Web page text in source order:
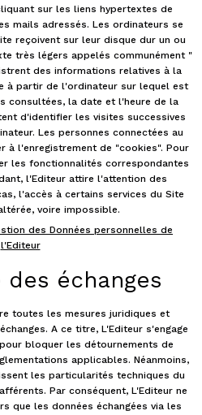
sur les liens hypertextes de
mails adressés. Les ordinateurs se
reçoivent sur leur disque dur un ou
très légers appelés communément "
des informations relatives à la
à partir de l'ordinateur sur lequel est
consultées, la date et l'heure de la
d'identifier les visites successives
Les personnes connectées au
à l'enregistrement de "cookies". Pour
les fonctionnalités correspondantes
l'Editeur attire l'attention des
l'accès à certains services du Site
voire impossible.
des Données personnelles de
l'Editeur
échanges
toutes les mesures juridiques et
A ce titre, L'Editeur s'engage
bloquer les détournements de
applicables. Néanmoins,
les particularités techniques du
Par conséquent, L'Editeur ne
que les données échangées via les